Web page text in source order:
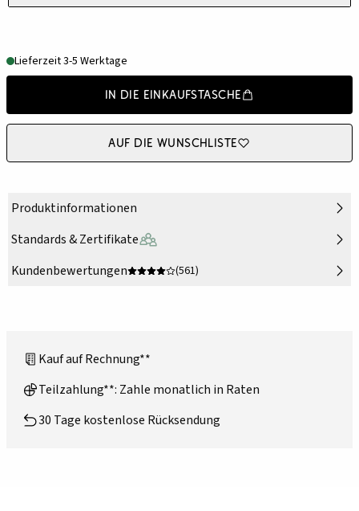
Lieferzeit 3-5 Werktage
In die Einkaufstasche
Auf die Wunschliste
Produktinformationen
Standards & Zertifikate
Kundenbewertungen
(561)
Kauf auf Rechnung**
Teilzahlung**: Zahle monatlich in Raten
30 Tage kostenlose Rücksendung